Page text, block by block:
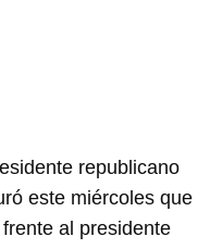
republicano
este miércoles que
al presidente